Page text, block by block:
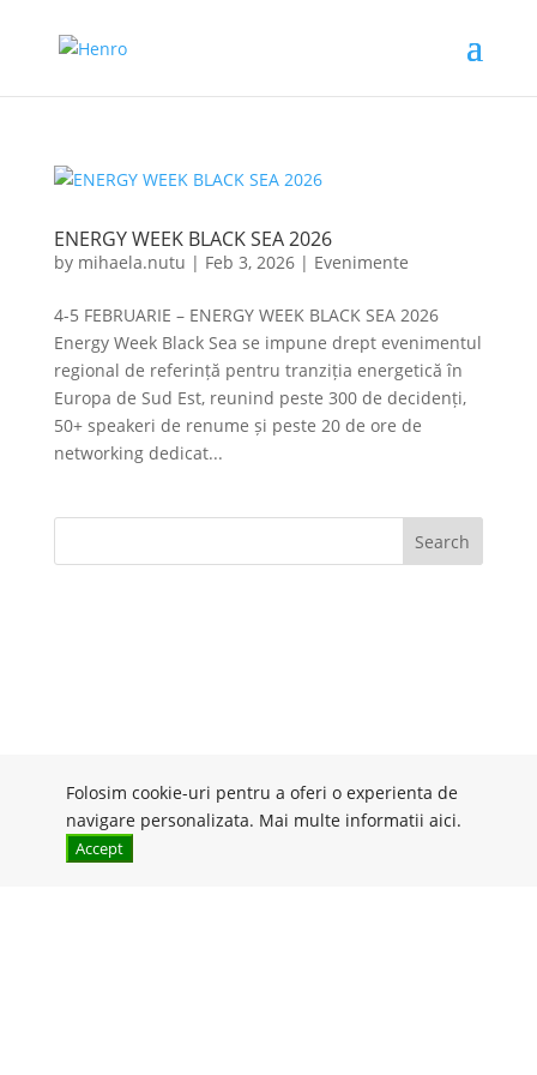
ENERGY WEEK BLACK SEA 2026
by mihaela.nutu | Feb 3, 2026| Evenimente
4-5 FEBRUARIE – ENERGY WEEK BLACK SEA 2026
Energy Week Black Sea se impune drept evenimentul
regional de referință pentru tranziția energetică în
Europa de Sud Est, reunind peste 300 de decidenți,
50+ speakeri de renume și peste 20 de ore de
networking dedicat...
Search
Folosim cookie-uri pentru a oferi o experienta de
navigare personalizata. Mai multe informatii aici.
Accept